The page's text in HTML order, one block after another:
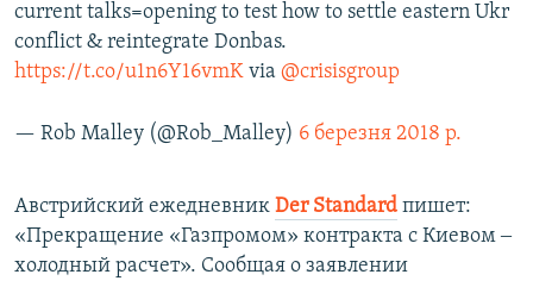
current talks=opening to test how to settle eastern Ukr
conflict & reintegrate Donbas.
https://t.co/u1n6Y16vmK via @crisisgroup
— Rob Malley (@Rob_Malley) 6 березня 2018 р.
​Австрийский ежедневник Der Standard пишет:
«Прекращение «Газпромом» контракта с Киевом ‒
холодный расчет». Сообщая о заявлении